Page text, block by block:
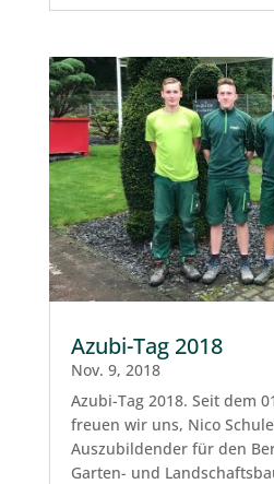
Azubi-Tag 2018
Nov. 9, 2018
Azubi-Tag 2018. Seit dem
freuen wir uns, Nico
Auszubildender für den
Garten- und